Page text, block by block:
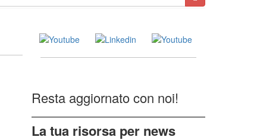
Resta aggiornato con noi!
La tua risorsa per news